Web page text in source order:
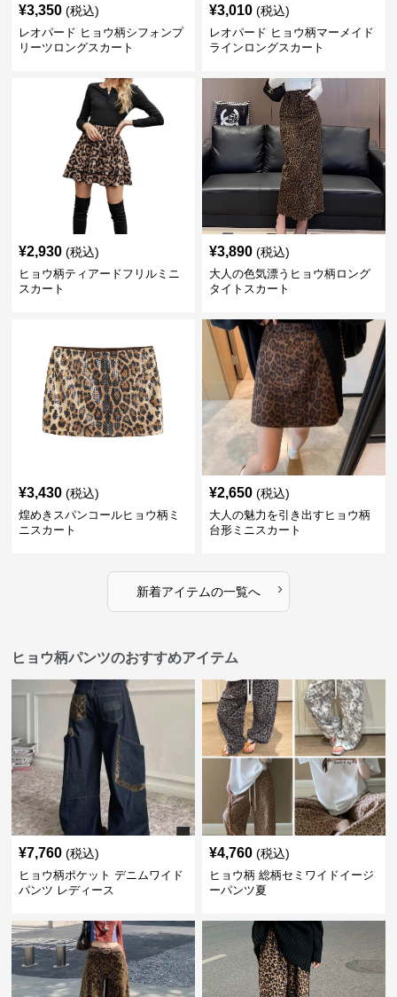
¥3,350 (税込)
レオパード ヒョウ柄シフォンプ
リーツロングスカート
¥3,010 (税込)
レオパード ヒョウ柄マーメイド
ラインロングスカート
¥2,930 (税込)
ヒョウ柄ティアードフリルミニ
スカート
¥3,890 (税込)
大人の色気漂うヒョウ柄ロング
タイトスカート
¥3,430 (税込)
煌めきスパンコールヒョウ柄ミ
ニスカート
¥2,650 (税込)
大人の魅力を引き出すヒョウ柄
台形ミニスカート
新着アイテムの一覧へ ›
ヒョウ柄パンツのおすすめアイテム
¥7,760 (税込)
ヒョウ柄ポケット デニムワイド
パンツ レディース
¥4,760 (税込)
ヒョウ柄 総柄セミワイドイージ
ーパンツ夏